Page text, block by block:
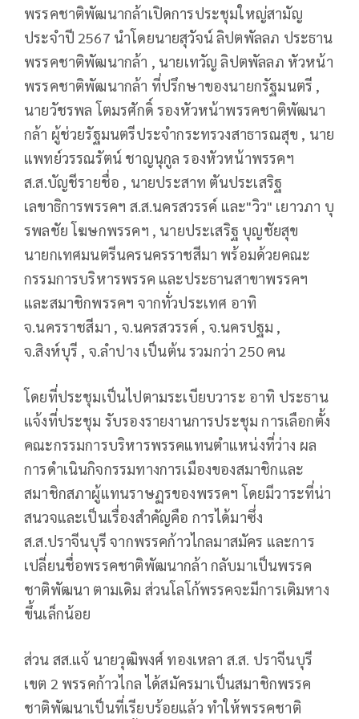
พรรคชาติพัฒนากล้าเปิดการประชุมใหญ่สามัญ
ประจำปี 2567 นำโดยนายสุวัจน์ ลิปตพัลลภ ประธาน
พรรคชาติพัฒนากล้า , นายเทวัญ ลิปตพัลลภ หัวหน้า
พรรคชาติพัฒนากล้า ที่ปรึกษาของนายกรัฐมนตรี ,
นายวัชรพล โตมรศักดิ์ รองหัวหน้าพรรคชาติพัฒนา
กล้า ผู้ช่วยรัฐมนตรีประจํากระทรวงสาธารณสุข , นาย
แพทย์วรรณรัตน์ ชาญนุกูล รองหัวหน้าพรรคฯ
ส.ส.บัญชีรายชื่อ , นายประสาท ตันประเสริฐ
เลขาธิการพรรคฯ ส.ส.นครสวรรค์ และ"วิว" เยาวภา บุ
รพลชัย โฆษกพรรคฯ , นายประเสริฐ บุญชัยสุข
นายกเทศมนตรีนครนครราชสีมา พร้อมด้วยคณะ
กรรมการบริหารพรรค และประธานสาขาพรรคฯ
และสมาชิกพรรคฯ จากทั่วประเทศ อาทิ
จ.นครราชสีมา , จ.นครสวรรค์ , จ.นครปฐม ,
จ.สิงห์บุรี , จ.ลำปาง เป็นต้น รวมกว่า 250 คน
โดยที่ประชุมเป็นไปตามระเบียบวาระ อาทิ ประธาน
แจ้งที่ประชุม รับรองรายงานการประชุม การเลือกตั้ง
คณะกรรมการบริหารพรรคแทนตำแหน่งที่ว่าง ผล
การดำเนินกิจกรรมทางการเมืองของสมาชิกและ
สมาชิกสภาผู้แทนราษฏรของพรรคฯ โดยมีวาระที่น่า
สนวจและเป็นเรื่องสำคัญคือ การได้มาซึ่ง
ส.ส.ปราจีนบุรี จากพรรคก้าวไกลมาสมัคร และการ
เปลี่ยนชื่อพรรคชาติพัฒนากล้า กลับมาเป็นพรรค
ชาติพัฒนา ตามเดิม ส่วนโลโก้พรรคจะมีการเติมหาง
ขึ้นเล็กน้อย
ส่วน สส.แจ้ นายวุฒิพงศ์ ทองเหลา ส.ส. ปราจีนบุรี
เขต 2 พรรคก้าวไกล ได้สมัครมาเป็นสมาชิกพรรค
ชาติพัฒนาเป็นที่เรียบร้อยแล้ว ทำให้พรรคชาติ